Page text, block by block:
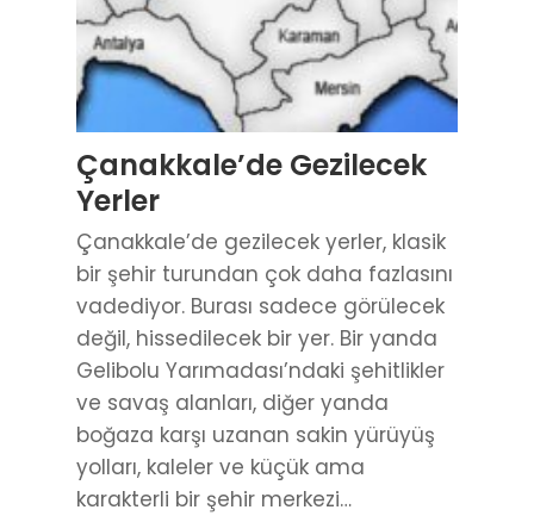
Çanakkale’de Gezilecek
Yerler
Çanakkale’de gezilecek yerler, klasik
bir şehir turundan çok daha fazlasını
vadediyor. Burası sadece görülecek
değil, hissedilecek bir yer. Bir yanda
Gelibolu Yarımadası’ndaki şehitlikler
ve savaş alanları, diğer yanda
boğaza karşı uzanan sakin yürüyüş
yolları, kaleler ve küçük ama
karakterli bir şehir merkezi…